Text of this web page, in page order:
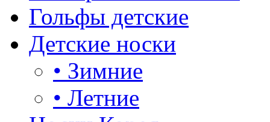
Гольфы детские
Детские носки
• Зимние
• Летние